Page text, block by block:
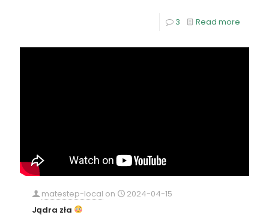
3 Read more
matestep-local on
2024-04-15
Jądra zła